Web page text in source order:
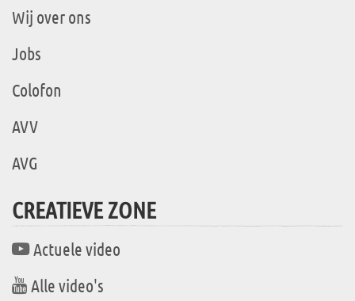
Wij over ons
Jobs
Colofon
AVV
AVG
CREATIEVE ZONE
Actuele video
Alle video's